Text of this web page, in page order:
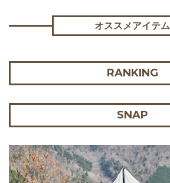
オススメアイテム
RANKING
SNAP